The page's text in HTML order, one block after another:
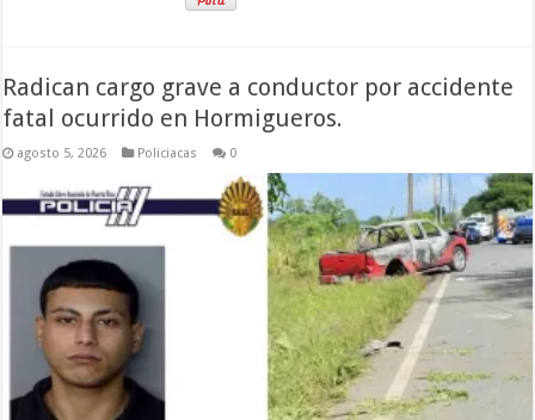
Radican cargo grave a conductor por accidente
fatal ocurrido en Hormigueros.
agosto 5, 2026 Policiacas 0